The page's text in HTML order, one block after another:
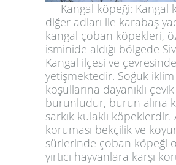
Kangal köpeği: Kangal
diğer adları ile karabaş
kangal çoban köpekleri,
isminide aldığı bölgede
Kangal ilçesi ve çevresinde
yetişmektedir. Soğuk iklim
koşullarına dayanıklı
burunludur, burun alına
sarkık kulaklı köpeklerdir.
koruması bekçilik ve
sürlerinde çoban köpeği
yırtıcı hayvanlara karşı